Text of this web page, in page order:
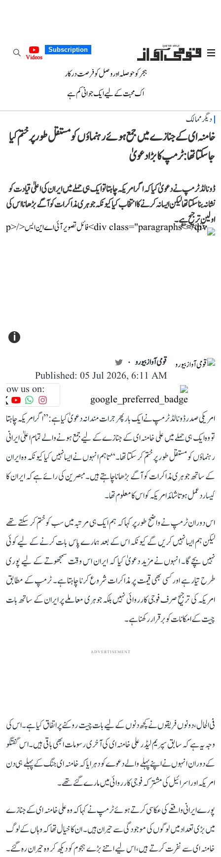
Subscription
Videos
ہجر کو حوصلہ اور وصل کو فرصت درکار
اک محبت کے لیے ایک جوانی کم ہے
دیگر ممالک
خامنہ ای کے جنازے میں جمع ہوئے رہنماؤں کو مستقل طور پر ختم کیا
جا سکتا تھا: ٹرمپ کا بڑا دعویٰ
ڈونالڈ ٹرمپ نے دعویٰ کیا کہ اگر امریکہ چاہتا تو ایک ہی حملے میں ایران کی اعلیٰ قیادت کو
نشانہ بنا سکتا تھا لیکن ایسا نہ کرنے کا انتخاب کیا کیونکہ جوہری مذاکرات کو آگے بڑھانا اس کی
اولین ترجیح ہے۔
i
قومی آواز بیورو
Published: 05 Jul 2026, 6:11 AM
us on:
امریکی صدر ڈونالڈ ٹرمپ نے ایک بار پھر جرات مندانہ دعویٰ کیا ہے: ’’اگر امریکہ چاہتا
تو وہ ایک ہی حملے میں علی خامنہ ای کے جنازے کے لیے جمع ہونے والے تمام اعلیٰ ایرانی
رہنماؤں کو مستقل طور پر ختم کر سکتا تھا۔‘‘ تاہم انہوں نے ایسا نہیں کیا کیونکہ وہ ایران
کے ساتھ جوہری مذاکرات کو آگے بڑھانا چاہتے ہیں۔مبصرین کی رائے ہے کہ ایران کا
کیسا رد عمل ہوتا شائد امریکہ کو اس کا معلوم تھا۔
اس دوران ٹرمپ نے واضح طور پر کہا کہ ہم ایک ہی مرتبہ میں سب کو ختم کر سکتے تھے
لیکن ہم ایسا نہیں کریں گے کیونکہ اس کے بعد ہمارے پاس بات کرنے کے لیے کوئی
نہیں بچے گا۔ انہوں نے مزید دعویٰ کیا کہ ایران اس وقت سمجھوتے کے لیے پوری
طرح تیار ہے اور کسی بھی قیمت پر مذاکرات شروع کرنا چاہتا ہے۔ ٹرمپ کے مطابق
امریکہ کی ترجیح صرف فوجی کارروائی نہیں بلکہ جوہری معاملے پر ایران کے ساتھ بات
چیت کے امکانات کو برقرار رکھنا ہے۔
ADVERTISEMENT
فی الحال، دونوں فریقوں نے کچھ دنوں کے لیے بات چیت روکنے پر اتفاق کیا ہے۔ اس کی
وجہ یہ ہے کہ سابق سپریم لیڈر علی خامنہ ای کی آخری رسومات ابھی باقی ہیں۔ اس گفتگو
کے دوران انہوں نے اپنے پہلے والے دعوے کو دہرایا کہ خامنہ ای جنگ کے پہلے ہی دن
امریکہ اور اسرائیل کی مشترکہ فوجی کارروائی میں مارے گئے تھے۔
پورے ایرانی واقعے کی عکاسی کرتے ہوئے ٹرمپ نے کہا کہ وہ علی خامنہ ای کے جنازے
میں بڑی تعداد میں لوگوں کی موجودگی سے حیران ہیں۔ ان کا خیال تھا کہ وہاں کے لوگ
خامنہ ای سے نفرت کرتے ہیں، اس لیے اتنے بڑے ہجوم کو دیکھ کر وہ حیران رہ گئے۔